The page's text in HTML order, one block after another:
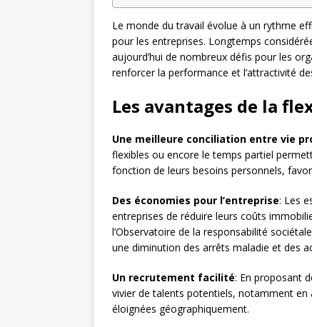
Le monde du travail évolue à un rythme
pour les entreprises. Longtemps
aujourd’hui de nombreux défis pour les
renforcer la performance et l’attractivité
Les avantages de la
Une meilleure conciliation entre vie
flexibles ou encore le temps partiel
fonction de leurs besoins personnels,
Des économies pour l’entreprise: Les
entreprises de réduire leurs coûts
l’Observatoire de la responsabilité
une diminution des arrêts maladie et des
Un recrutement facilité: En proposant
vivier de talents potentiels, notamment
éloignées géographiquement.